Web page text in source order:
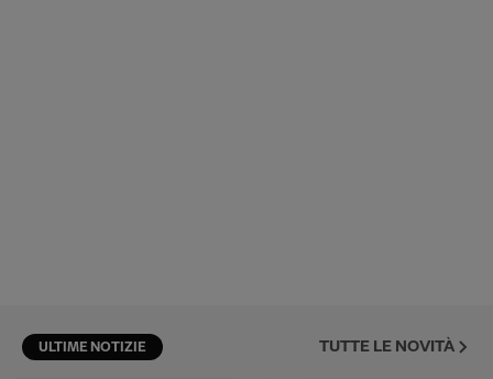
ULTIME NOTIZIE TUTTE LE NOVITÀ